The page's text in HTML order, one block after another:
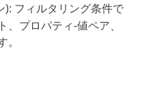
): フィルタリング条件で
プロパティ-値ペア、